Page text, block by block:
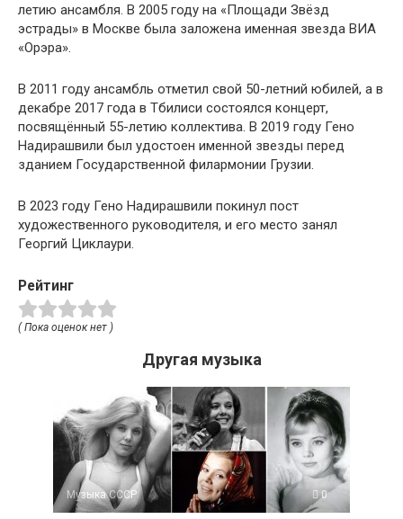
летию ансамбля. В 2005 году на «Площади Звёзд
эстрады» в Москве была заложена именная звезда ВИА
«Орэра».
В 2011 году ансамбль отметил свой 50-летний юбилей, а в
декабре 2017 года в Тбилиси состоялся концерт,
посвящённый 55-летию коллектива. В 2019 году Гено
Надирашвили был удостоен именной звезды перед
зданием Государственной филармонии Грузии.
В 2023 году Гено Надирашвили покинул пост
художественного руководителя, и его место занял
Георгий Циклаури.
Рейтинг
( Пока оценок нет )
Другая музыка
Музыка СССР 0